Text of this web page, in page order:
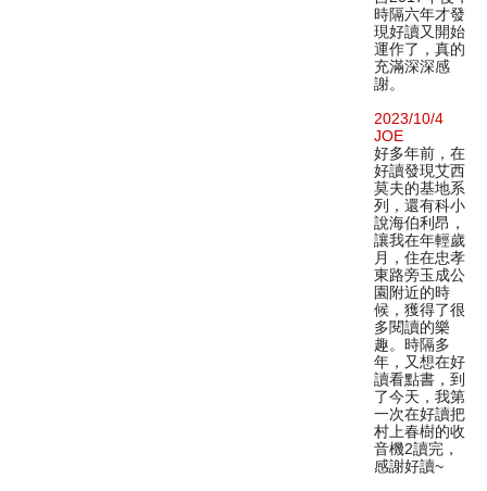
時隔六年才發
現好讀又開始
運作了，真的
充滿深深感
謝。
2023/10/4
JOE
好多年前，在
好讀發現艾西
莫夫的基地系
列，還有科小
說海伯利昂，
讓我在年輕歲
月，住在忠孝
東路旁玉成公
園附近的時
候，獲得了很
多閱讀的樂
趣。時隔多
年，又想在好
讀看點書，到
了今天，我第
一次在好讀把
村上春樹的收
音機2讀完，
感謝好讀~